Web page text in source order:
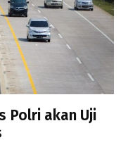
Polri akan Uji